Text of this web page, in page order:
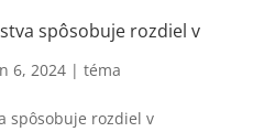
spôsobuje rozdiel v
6, 2024| téma
spôsobuje rozdiel v